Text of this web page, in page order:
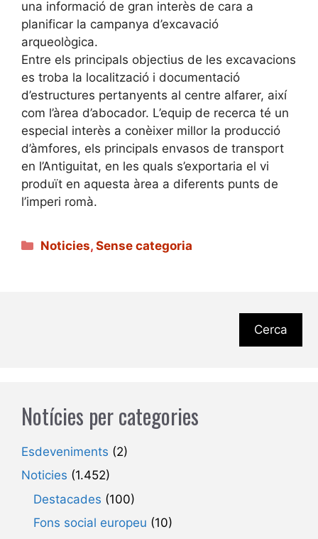
una informació de gran interès de cara a
planificar la campanya d’excavació
arqueològica.
Entre els principals objectius de les excavacions
es troba la localització i documentació
d’estructures pertanyents al centre alfarer, així
com l’àrea d’abocador. L’equip de recerca té un
especial interès a conèixer millor la producció
d’àmfores, els principals envasos de transport
en l’Antiguitat, en les quals s’exportaria el vi
produït en aquesta àrea a diferents punts de
l’imperi romà.
Categories
Noticies,Sense categoria
Cerca
Notícies per categories
Esdeveniments (2)
Noticies (1.452)
Destacades (100)
Fons social europeu (10)